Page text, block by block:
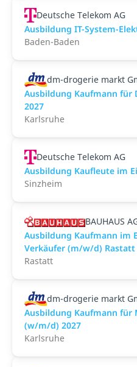
Deutsche Telekom AG
Ausbildung IT-System-
Baden-Baden
dm-drogerie markt
Ausbildung Kaufmann
2027
Karlsruhe
Deutsche Telekom AG
Ausbildung Kaufleute im
Sinzheim
BAUHAUS
Ausbildung Kaufmann im
Verkäufer (m/w/d) Rastatt
Rastatt
dm-drogerie markt
Ausbildung Kaufmann
(w/m/d) 2027
Karlsruhe